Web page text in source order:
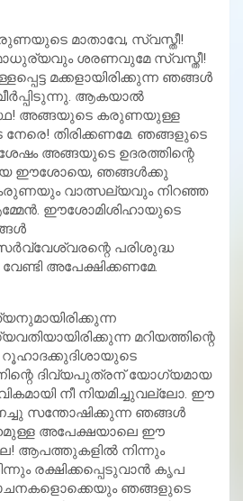
മാതാവേ, സ്വസ്തീ!
ശരണവുമേ സ്വസ്തീ!
മക്കളായിരിക്കുന്ന ഞങ്ങള്‍
ആകയാല്‍
അങ്ങയുടെ കരുണയുള്ള
തിരിക്കണമേ. ഞങ്ങളുടെ
അങ്ങയുടെ ഉദരത്തിന്റെ
ഈശോയെ, ഞങ്ങള്‍ക്കു
വാത്സല്യവും നിറഞ്ഞ
ഈശോമിശിഹായുടെ
പരിശുദ്ധ
അപേക്ഷിക്കണമേ.
മറിയത്തിന്റെ
ദിവ്യപുത്രന് യോഗ്യമായ
നീ നിയമിച്ചുവല്ലോ. ഈ
സന്തോഷിക്കുന്ന ഞങ്ങള്‍
അപേക്ഷയാലെ ഈ
ആപത്തുകളില്‍ നിന്നും
രക്ഷിക്കപ്പെടുവാന്‍ കൃപ
ഞങ്ങളുടെ